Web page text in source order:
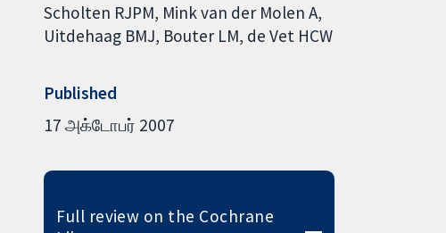
Scholten RJPM Mink van der Molen A
Uitdehaag BMJ Bouter LM de Vet HCW
Published
17 அக்டோபர் 2007
Full review on the Cochrane